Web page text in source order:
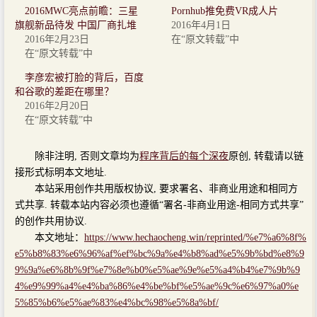
2016MWC亮点前瞻：三星
旗舰新品待发 中国厂商扎堆
2016年2月23日
在“原文转载”中
Pornhub推免费VR成人片
2016年4月1日
在“原文转载”中
李彦宏被打脸的背后，百度
和谷歌的差距在哪里？
2016年2月20日
在“原文转载”中
除非注明, 否则文章均为程序背后的每个深夜原创, 转载请以链
接形式标明本文地址.
本站采用创作共用版权协议, 要求署名、非商业用途和相同方
式共享. 转载本站内容必须也遵循“署名-非商业用途-相同方式共享”
的创作共用协议.
本文地址： https://www.hechaocheng.win/reprinted/%e7%a6%8f%
e5%b8%83%e6%96%af%ef%bc%9a%e4%b8%ad%e5%9b%bd%e8%9
9%9a%e6%8b%9f%e7%8e%b0%e5%ae%9e%e5%a4%b4%e7%9b%9
4%e9%99%a4%e4%ba%86%e4%be%bf%e5%ae%9c%e6%97%a0%e
5%85%b6%e5%ae%83%e4%bc%98%e5%8a%bf/